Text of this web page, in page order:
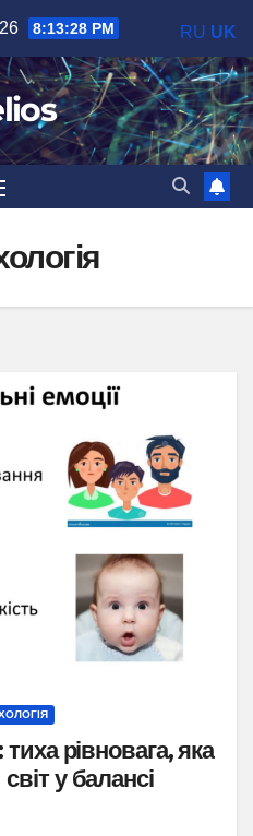
8:13:29 PM
рівновага, яка
у балансі
RU UK